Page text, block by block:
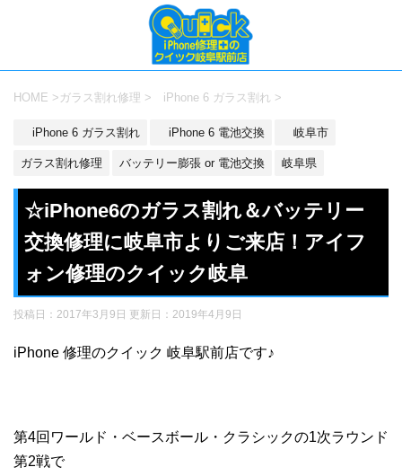
HOME > ガラス割れ修理 > iPhone 6 ガラス割れ >
iPhone 6 ガラス割れ iPhone 6 電池交換 岐阜市
ガラス割れ修理 バッテリー膨張 or 電池交換 岐阜県
☆iPhone6のガラス割れ＆バッテリー
交換修理に岐阜市よりご来店！アイフ
ォン修理のクイック岐阜
投稿日：2017年3月9日 更新日： 2019年4月9日
iPhone 修理のクイック 岐阜駅前店です♪
第4回ワールド・ベースボール・クラシックの1次ラウンド
第2戦で